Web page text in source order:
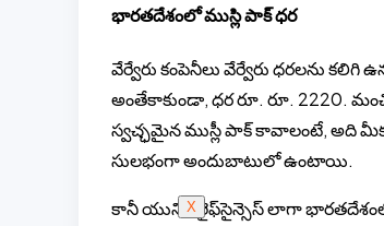
X
భారతదేశంలో ముస్లి పాక్ ధర
వేర్వేరు కంపెనీలు వేర్వేరు ధరలను కలిగి
అంతేకాకుండా, ధర రూ. రూ. 2220.
స్వచ్ఛమైన ముస్లీ పాక్ కావాలంటే, అది
సులభంగా అందుబాటులో ఉంటాయి.
కానీ యునిరే లైఫ్‌సైన్సెస్ లాగా